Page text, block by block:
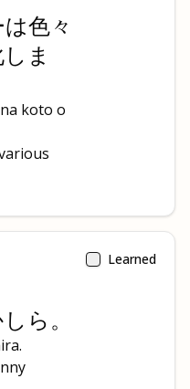
色々
ま
koto o
ら。
Learned